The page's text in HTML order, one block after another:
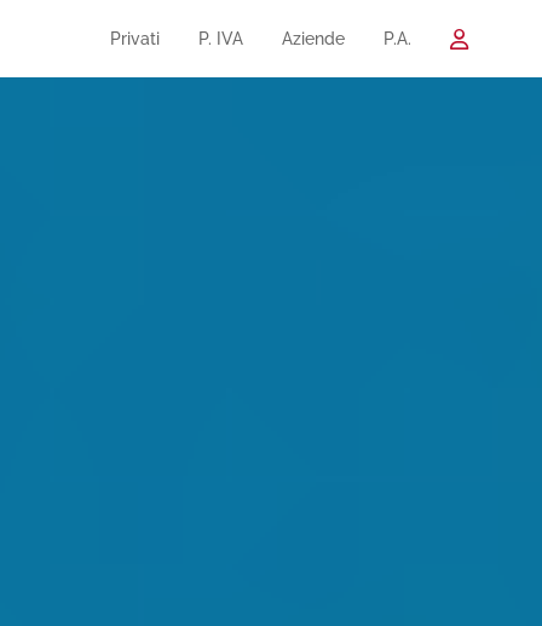
Privati P. IVA Aziende P.A.